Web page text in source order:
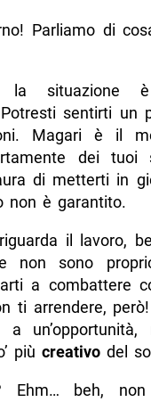
Parliamo di
la situazione
sentirti un
Magari è il
dei tuoi
di metterti in
non è garantito.
il lavoro,
non sono
a combattere
ti arrendere,
a un’opportunità,
più creativodel
Ehm… beh, non